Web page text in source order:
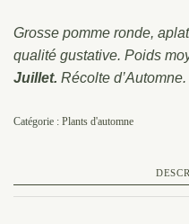
Grosse pomme ronde,
qualité gustative. Poids
Juillet. Récolte d’Automne.
Catégorie : Plants d'automne